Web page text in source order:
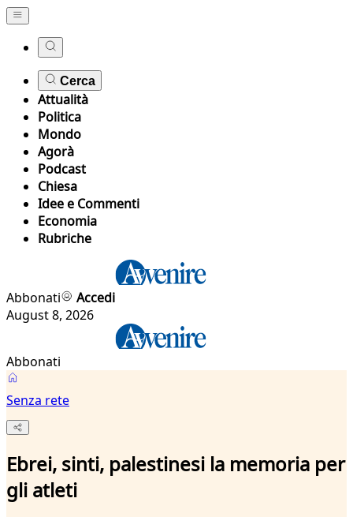
Cerca
Attualità
Politica
Mondo
Agorà
Podcast
Chiesa
Idee e Commenti
Economia
Rubriche
Abbonati
Accedi
August 8, 2026
Abbonati
Senza rete
Ebrei, sinti, palestinesi la memoria per
gli atleti